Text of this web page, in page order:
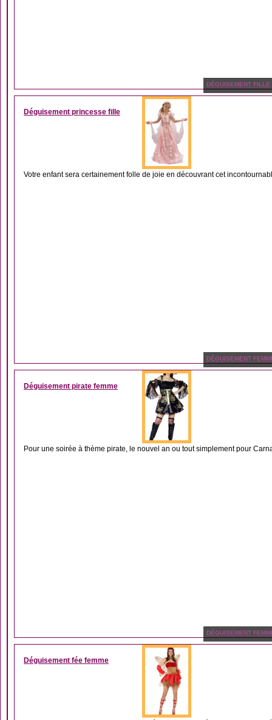
DÉGUISEMENT FILLE
Déguisement princesse fille
Votre enfant sera certainement folle de joie en découvrant cet
DÉGUISEMENT
Déguisement pirate femme
Pour une soirée à thème pirate, le nouvel an ou tout simplement pour
DÉGUISEMENT
Déguisement fée femme